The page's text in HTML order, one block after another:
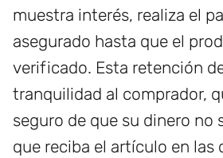
muestra interés, realiza el
asegurado hasta que el
verificado. Esta retención
tranquilidad al comprador,
seguro de que su dinero no
que reciba el artículo en las